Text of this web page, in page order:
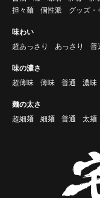
担々麺
個性派 グッズ・
味わい
超あっさり
あっさり 普
味の濃さ
超薄味
薄味 普通 濃味
麺の太さ
超細麺
細麺 普通 太麺